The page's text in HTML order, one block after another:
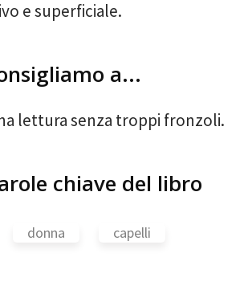
e superficiale.
a...
lettura senza troppi fronzoli.
chiave del libro
donna
capelli